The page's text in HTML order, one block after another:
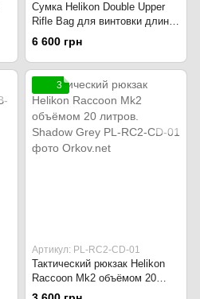
Сумка Helikon Double Upper
Rifle Bag для винтовки длиной
18 дюймов. Shadow Grey
6 600 грн
3
Артикул: PL-RC2-CD-01
Тактический рюкзак Helikon
Raccoon Mk2 объёмом 20
литров. Shadow Grey